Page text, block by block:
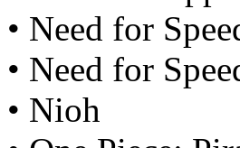
• Need for
• Need for
• Nioh